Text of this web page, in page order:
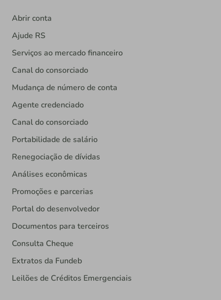
Abrir conta
Ajude RS
Serviços ao mercado financeiro
Canal do consorciado
Mudança de número de conta
Agente credenciado
Canal do consorciado
Portabilidade de salário
Renegociação de dívidas
Análises econômicas
Promoções e parcerias
Portal do desenvolvedor
Documentos para terceiros
Consulta Cheque
Extratos da Fundeb
Leilões de Créditos Emergenciais